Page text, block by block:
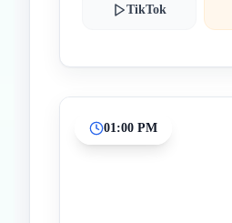
TikTok
01:00 PM